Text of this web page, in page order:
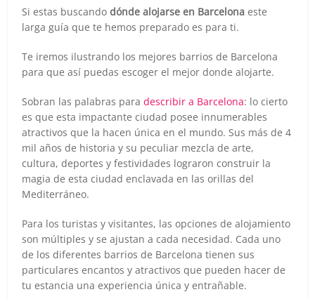
Si estas buscandodónde alojarse en Barcelona este
larga guía que te hemos preparado es para ti.
Te iremos ilustrando los mejores barrios de Barcelona
para que así puedas escoger el mejor donde alojarte.
Sobran las palabras paradescribir a Barcelona: lo cierto
es que esta impactante ciudad posee innumerables
atractivos que la hacen única en el mundo. Sus más de 4
mil años de historia y su peculiar mezcla de arte,
cultura, deportes y festividades lograron construir la
magia de esta ciudad enclavada en las orillas del
Mediterráneo.
Para los turistas y visitantes, las opciones de alojamiento
son múltiples y se ajustan a cada necesidad. Cada uno
de los diferentes barrios de Barcelona tienen sus
particulares encantos y atractivos que pueden hacer de
tu estancia una experiencia única y entrañable.